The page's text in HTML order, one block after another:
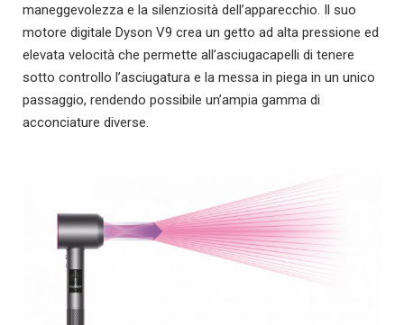
maneggevolezza e la silenziosità dell’apparecchio. Il suo
motore digitale Dyson V9 crea un getto ad alta pressione ed
elevata velocità che permette all’asciugacapelli di tenere
sotto controllo l’asciugatura e la messa in piega in un unico
passaggio, rendendo possibile un’ampia gamma di
acconciature diverse.